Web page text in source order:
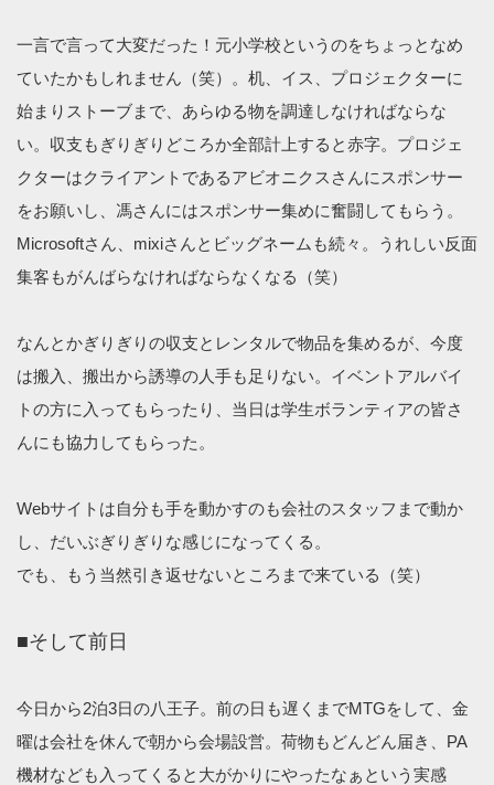
一言で言って大変だった！元小学校というのをちょっとなめ
ていたかもしれません（笑）。机、イス、プロジェクターに
始まりストーブまで、あらゆる物を調達しなければならな
い。収支もぎりぎりどころか全部計上すると赤字。プロジェ
クターはクライアントであるアビオニクスさんにスポンサー
をお願いし、馮さんにはスポンサー集めに奮闘してもらう。
Microsoftさん、mixiさんとビッグネームも続々。うれしい反面
集客もがんばらなければならなくなる（笑）
なんとかぎりぎりの収支とレンタルで物品を集めるが、今度
は搬入、搬出から誘導の人手も足りない。イベントアルバイ
トの方に入ってもらったり、当日は学生ボランティアの皆さ
んにも協力してもらった。
Webサイトは自分も手を動かすのも会社のスタッフまで動か
し、だいぶぎりぎりな感じになってくる。
でも、もう当然引き返せないところまで来ている（笑）
■そして前日
今日から2泊3日の八王子。前の日も遅くまでMTGをして、金
曜は会社を休んで朝から会場設営。荷物もどんどん届き、PA
機材なども入ってくると大がかりにやったなぁという実感